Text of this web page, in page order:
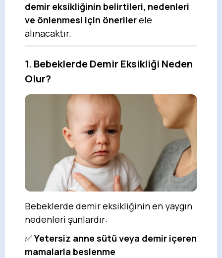
demir eksikliğinin belirtileri, nedenleri
ve önlenmesi için önerilerele
alınacaktır.
1. Bebeklerde Demir Eksikliği Neden
Olur?
Bebeklerde demir eksikliğinin en yaygın
nedenleri şunlardır:
✅Yetersiz anne sütü veya demir içeren
mamalarla beslenme